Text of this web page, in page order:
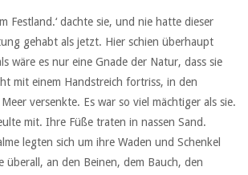
Festland.‘ dachte sie, und nie hatte dieser
gehabt als jetzt. Hier schien überhaupt
wäre es nur eine Gnade der Natur, dass sie
mit einem Handstreich fortriss, in den
versenkte. Es war so viel mächtiger als sie.
mit. Ihre Füße traten in nassen Sand.
legten sich um ihre Waden und Schenkel
überall, an den Beinen, dem Bauch, den